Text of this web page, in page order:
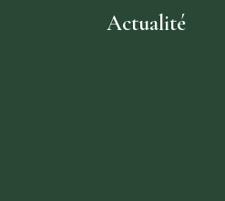
Actualité